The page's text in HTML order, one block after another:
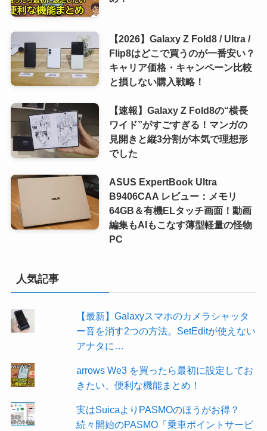
【2026】Galaxy Z Fold8 / Ultra /
Flip8はどこで買うのが一番安い？
キャリア価格・キャンペーン比較
と損しない購入戦略！
【速報】Galaxy Z Fold8の“横長
ワイド”がすごすぎる！マンガの
見開きと縦3分割が本気で理想形
でした
ASUS ExpertBook Ultra
B9406CAA レビュー：メモリ
64GB＆有機ELタッチ画面！動画
編集もAIもこなす薄型軽量の怪物
PC
人気記事
【最新】Galaxyスマホのカメラシャッタ
ー音を消す2つの方法。SetEditが使えない
アナタに…
arrows We3 を買ったら最初に設定してお
きたい、便利な機能まとめ！
実はSuicaよりPASMOのほうがお得？
続々開始のPASMO「乗車ポイントサービ